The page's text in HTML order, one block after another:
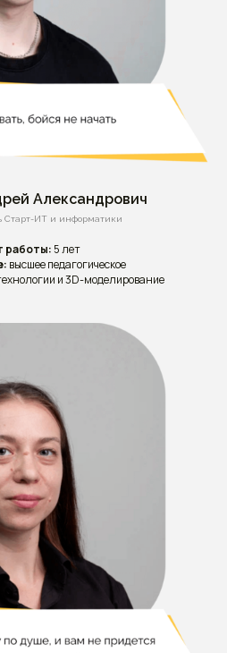
Александрович
Старт-ИТ и информатики
работы: 5 лет
высшее педагогическое
и 3D-моделирование